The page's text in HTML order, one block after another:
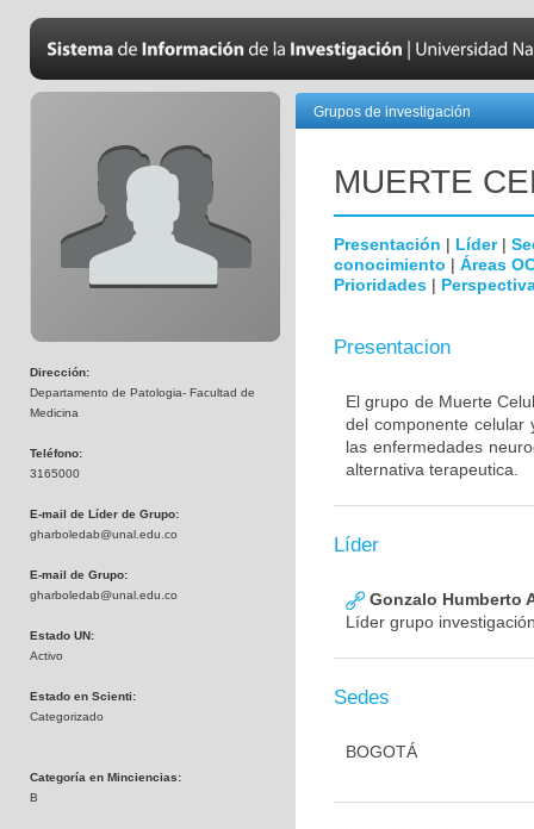
Dirección:
Departamento de Patologia- Facultad de
Medicina
Teléfono:
3165000
E-mail de Líder de Grupo:
gharboledab@unal.edu.co
E-mail de Grupo:
gharboledab@unal.edu.co
Estado UN:
Activo
Estado en Scienti:
Categorizado
Categoría en Minciencias:
B
Grupos de investigación
MUERTE
Presentación | Líder|
conocimiento | Áreas
Prioridades |
Presentacion
El grupo de Muerte
del componente celular
las enfermedades
alternativa terapeutica.
Líder
Gonzalo Humberto
Líder grupo
Sedes
BOGOTÁ